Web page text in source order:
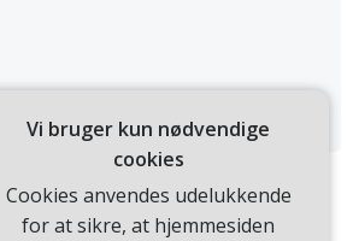
Vi bruger kun nødvendige
cookies
Cookies anvendes udelukkende
for at sikre, at hjemmesiden